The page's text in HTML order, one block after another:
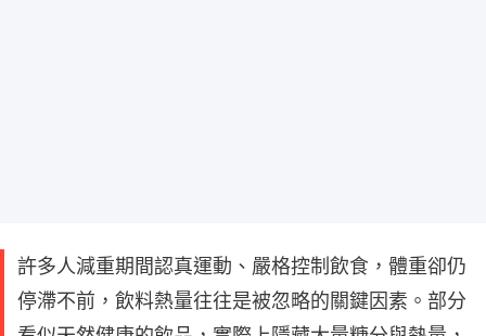
許多人減重期間認真運動、嚴格控制飲食，體重卻仍
停滯不前，飲料熱量往往是被忽略的關鍵因素。部分